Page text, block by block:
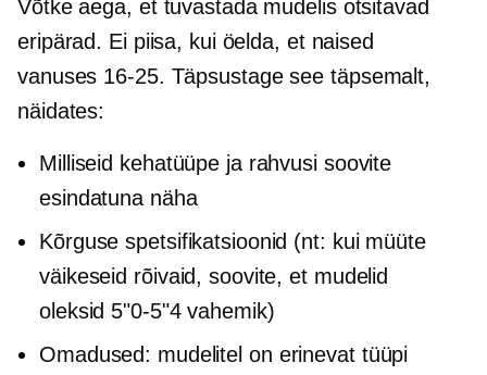
Võtke aega, et tuvastada mudelis otsitavad
eripärad. Ei piisa, kui öelda, et naised
vanuses 16-25. Täpsustage see täpsemalt,
näidates:
Milliseid kehatüüpe ja rahvusi soovite
esindatuna näha
Kõrguse spetsifikatsioonid (nt: kui müüte
väikeseid rõivaid, soovite, et mudelid
oleksid 5"0-5"4vahemik)
Omadused: mudelitel on erinevat tüüpi